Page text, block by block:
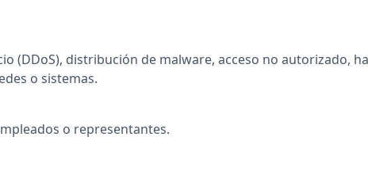
(DDoS), distribución de malware, acceso no autorizado,
o sistemas.
o representantes.